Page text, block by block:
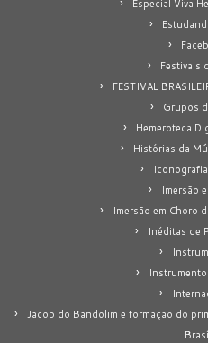
Especial Viva
Festivais
FESTIVAL
Grupos
Hemeroteca
Histórias da
Imersão
Imersão em Choro
Inéditas de
Jacob do Bandolim e formação do